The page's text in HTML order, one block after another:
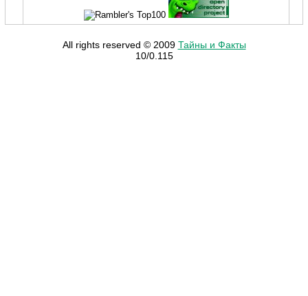
All rights reserved © 2009 Тайны и Факты
10/0.115